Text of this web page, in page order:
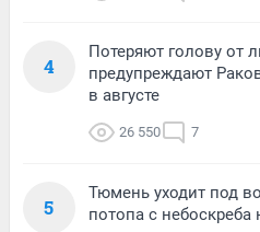
4
Потеряют голову от
предупреждают
в августе
26 550 7
5
Тюмень уходит под
потопа с